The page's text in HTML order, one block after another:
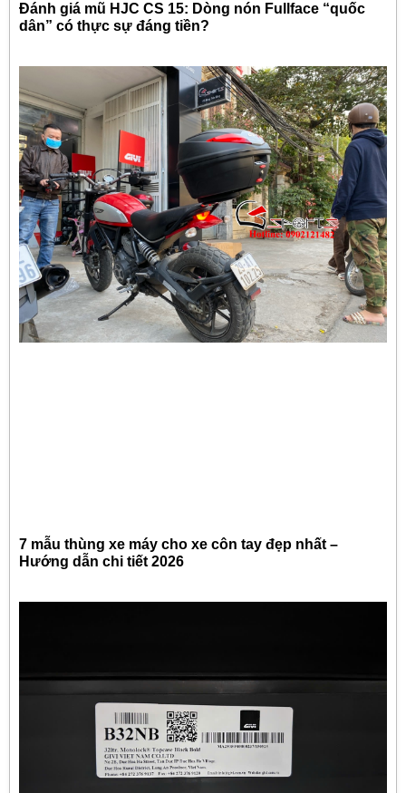
Đánh giá mũ HJC CS 15: Dòng nón Fullface “quốc
dân” có thực sự đáng tiền?
7 mẫu thùng xe máy cho xe côn tay đẹp nhất –
Hướng dẫn chi tiết 2026